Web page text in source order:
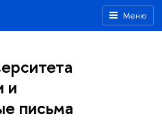
Меню
и
письма